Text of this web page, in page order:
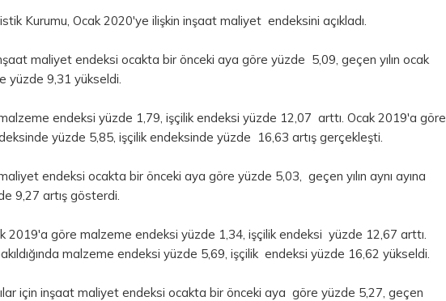
Kurumu, Ocak 2020'ye ilişkin inşaat maliyet endeksini açıkladı.
maliyet endeksi ocakta bir önceki aya göre yüzde 5,09, geçen yılın ocak
yüzde 9,31 yükseldi.
endeksi yüzde 1,79, işçilik endeksi yüzde 12,07 arttı. Ocak 2019'a göre
yüzde 5,85, işçilik endeksinde yüzde 16,63 artış gerçekleşti.
endeksi ocakta bir önceki aya göre yüzde 5,03, geçen yılın aynı ayına
9,27 artış gösterdi.
2019'a göre malzeme endeksi yüzde 1,34, işçilik endeksi yüzde 12,67 arttı.
malzeme endeksi yüzde 5,69, işçilik endeksi yüzde 16,62 yükseldi.
için inşaat maliyet endeksi ocakta bir önceki aya göre yüzde 5,27, geçen